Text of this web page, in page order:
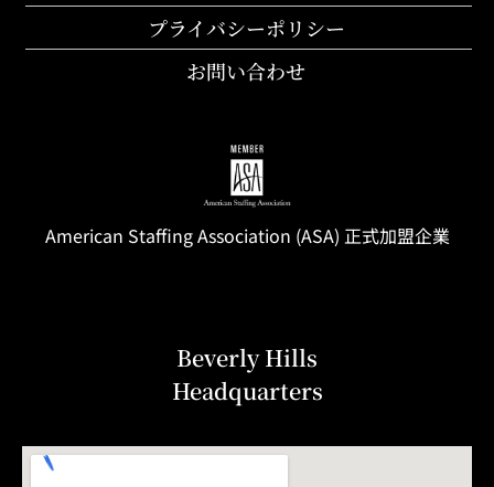
プライバシーポリシー
お問い合わせ
American StaffingAssociation (ASA) 正式加盟企業
Beverly Hills
Headquarters